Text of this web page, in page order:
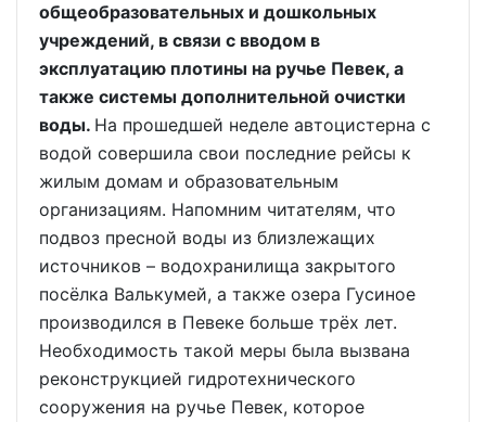
общеобразовательных и дошкольных
учреждений, в связи с вводом в
эксплуатацию плотины на ручье Певек, а
также системы дополнительной очистки
воды. На прошедшей неделе автоцистерна с
водой совершила свои последние рейсы к
жилым домам и образовательным
организациям. Напомним читателям, что
подвоз пресной воды из близлежащих
источников – водохранилища закрытого
посёлка Валькумей, а также озера Гусиное
производился в Певеке больше трёх лет.
Необходимость такой меры была вызвана
реконструкцией гидротехнического
сооружения на ручье Певек, которое